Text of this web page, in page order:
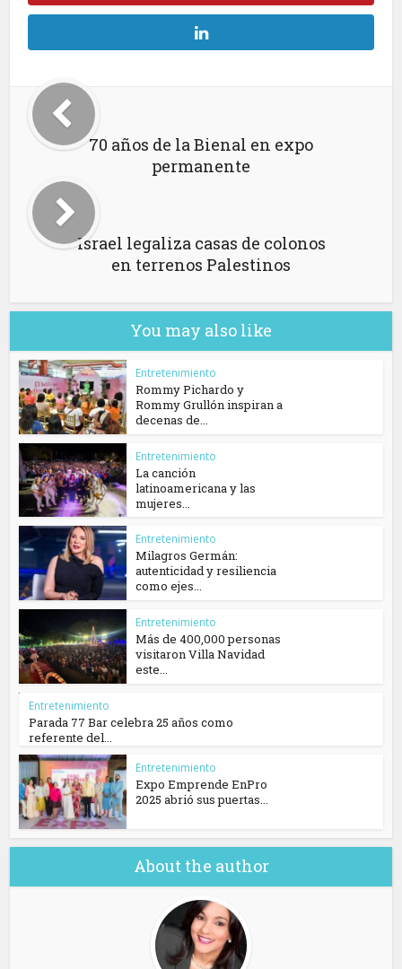
70 años de la Bienal en expo
permanente
Israel legaliza casas de colonos
en terrenos Palestinos
You may also like
Entretenimiento
Rommy Pichardo y
Rommy Grullón inspiran a
decenas de...
Entretenimiento
La canción
latinoamericana y las
mujeres...
Entretenimiento
Milagros Germán:
autenticidad y resiliencia
como ejes...
Entretenimiento
Más de 400,000 personas
visitaron Villa Navidad
este...
Entretenimiento
Parada 77 Bar celebra 25 años como
referente del...
Entretenimiento
Expo Emprende EnPro
2025 abrió sus puertas...
About the author